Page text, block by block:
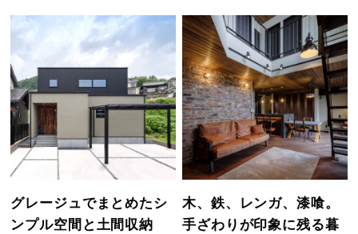
グレージュでまとめたシ
ンプル空間と土間収納
木、鉄、レンガ、漆喰。
手ざわりが印象に残る暮